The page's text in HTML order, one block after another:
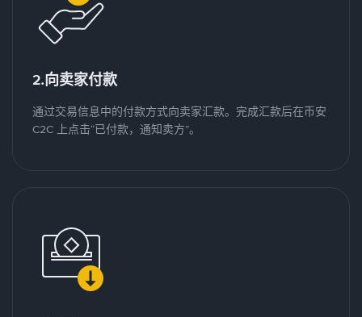
2.向卖家付款
通过交易信息中的付款方式向卖家汇款。完成汇款后在币安
C2C 上点击“已付款，通知卖方”。